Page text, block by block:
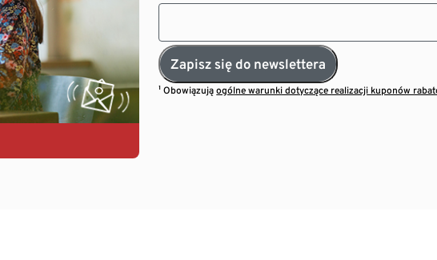
Zapisz się do newslettera
¹ Obowiązująogólne warunki dotyczące realizacji kuponów